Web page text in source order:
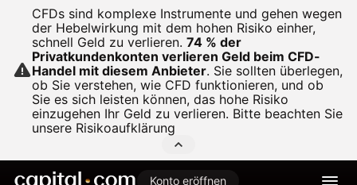
CFDs sind komplexe Instrumente und gehen wegen
der Hebelwirkung mit dem hohen Risiko einher,
schnell Geld zu verlieren. 74 % der
Privatkundenkonten verlieren Geld beim CFD-
Handel mit diesem Anbieter. Sie sollten überlegen,
ob Sie verstehen, wie CFD funktionieren, und ob
Sie es sich leisten können, das hohe Risiko
einzugehen Ihr Geld zu verlieren. Bitte beachten Sie
unsere Risikoaufklärung
Konto eröffnen